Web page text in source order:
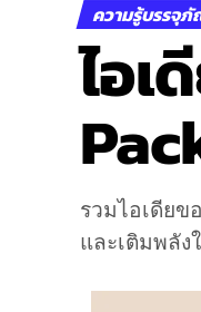
ความรู้บรรจุ
ไอ
รวมไอเดีย
และเติมพลัง